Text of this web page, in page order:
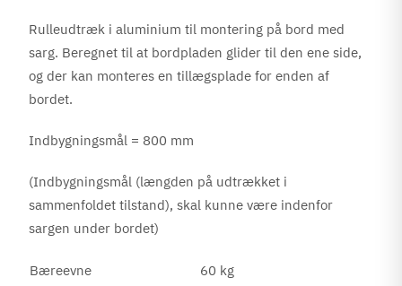
Rulleudtræk i aluminium til montering på bord med
sarg. Beregnet til at bordpladen glider til den ene side,
og der kan monteres en tillægsplade for enden af
bordet.
Indbygningsmål = 800 mm
(Indbygningsmål (længden på udtrækket i
sammenfoldet tilstand), skal kunne være indenfor
sargen under bordet)
Bæreevne
60 kg